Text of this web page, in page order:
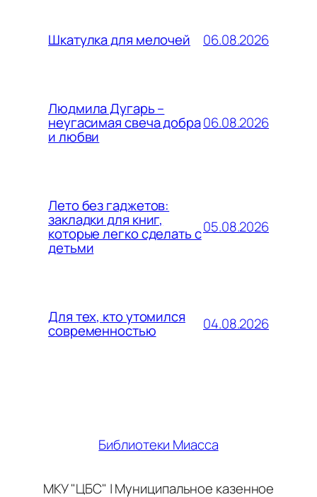
Шкатулка для мелочей 06.08.2026
Людмила Дугарь –
неугасимая свеча добра
и любви
06.08.2026
Лето без гаджетов:
закладки для книг,
которые легко сделать с
детьми
05.08.2026
Для тех, кто утомился
современностью 04.08.2026
Библиотеки Миасса
МКУ "ЦБС" | Муниципальное казенное